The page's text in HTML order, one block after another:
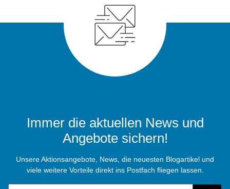
Immer die aktuellen News und
Angebote sichern!
Unsere Aktionsangebote, News, die neuesten Blogartikel und
viele weitere Vorteile direkt ins Postfach fliegen lassen.